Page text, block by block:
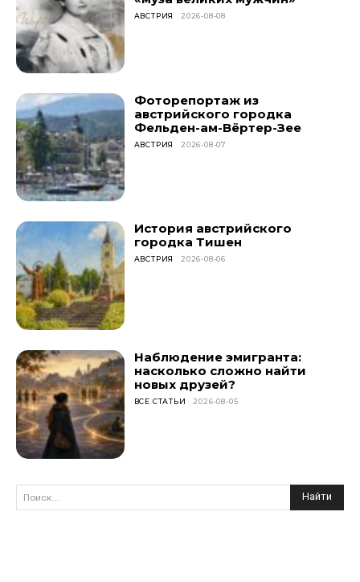
АВСТРИЯ 2026-08-08
Фоторепортаж из
австрийского городка
Фельден-ам-Вёртер-Зее
АВСТРИЯ 2026-08-07
История австрийского
городка Тишен
АВСТРИЯ 2026-08-06
Наблюдение эмигранта:
насколько сложно найти
новых друзей?
ВСЕ СТАТЬИ 2026-08-05
Поиск... Найти